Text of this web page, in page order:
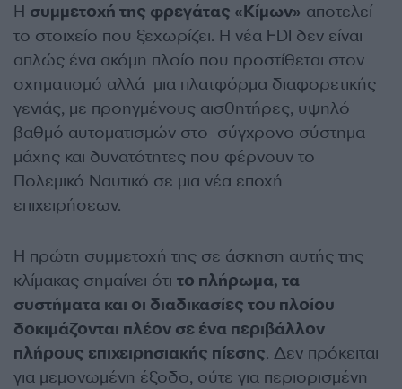
Η συμμετοχή της φρεγάτας «Κίμων» αποτελεί
το στοιχείο που ξεχωρίζει. Η νέα FDI δεν είναι
απλώς ένα ακόμη πλοίο που προστίθεται στον
σχηματισμό αλλά μια πλατφόρμα διαφορετικής
γενιάς, με προηγμένους αισθητήρες, υψηλό
βαθμό αυτοματισμών στο σύγχρονο σύστημα
μάχης και δυνατότητες που φέρνουν το
Πολεμικό Ναυτικό σε μια νέα εποχή
επιχειρήσεων.
Η πρώτη συμμετοχή της σε άσκηση αυτής της
κλίμακας σημαίνει ότι το πλήρωμα, τα
συστήματα και οι διαδικασίες του πλοίου
δοκιμάζονται πλέον σε ένα περιβάλλον
πλήρους επιχειρησιακής πίεσης. Δεν πρόκειται
για μεμονωμένη έξοδο, ούτε για περιορισμένη